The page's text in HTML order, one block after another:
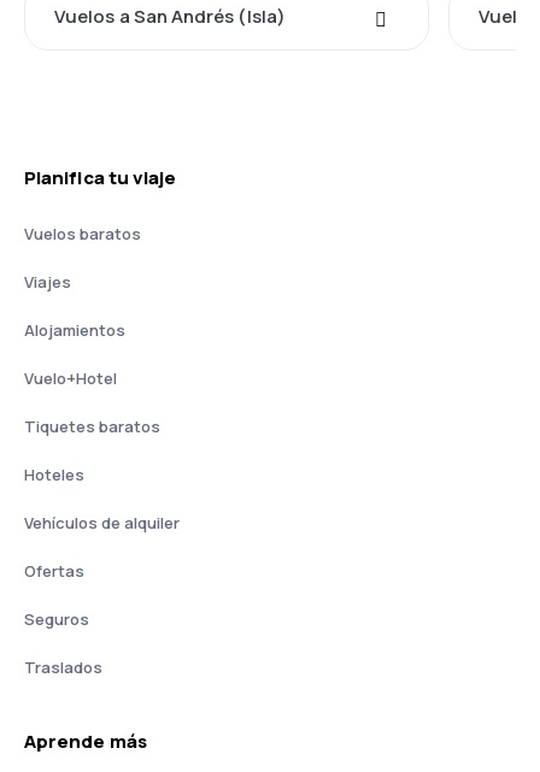
Vuelos a San Andrés (Isla)
Planifica tu viaje
Vuelos baratos
Viajes
Alojamientos
Vuelo+Hotel
Tiquetes baratos
Hoteles
Vehículos de alquiler
Ofertas
Seguros
Traslados
Aprende más